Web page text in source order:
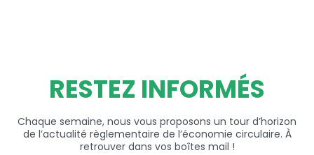
RESTEZ INFORMÉS
Chaque semaine, nous vous proposons un tour d’horizon
de l’actualité règlementaire de l’économie circulaire. À
retrouver dans vos boîtes mail !